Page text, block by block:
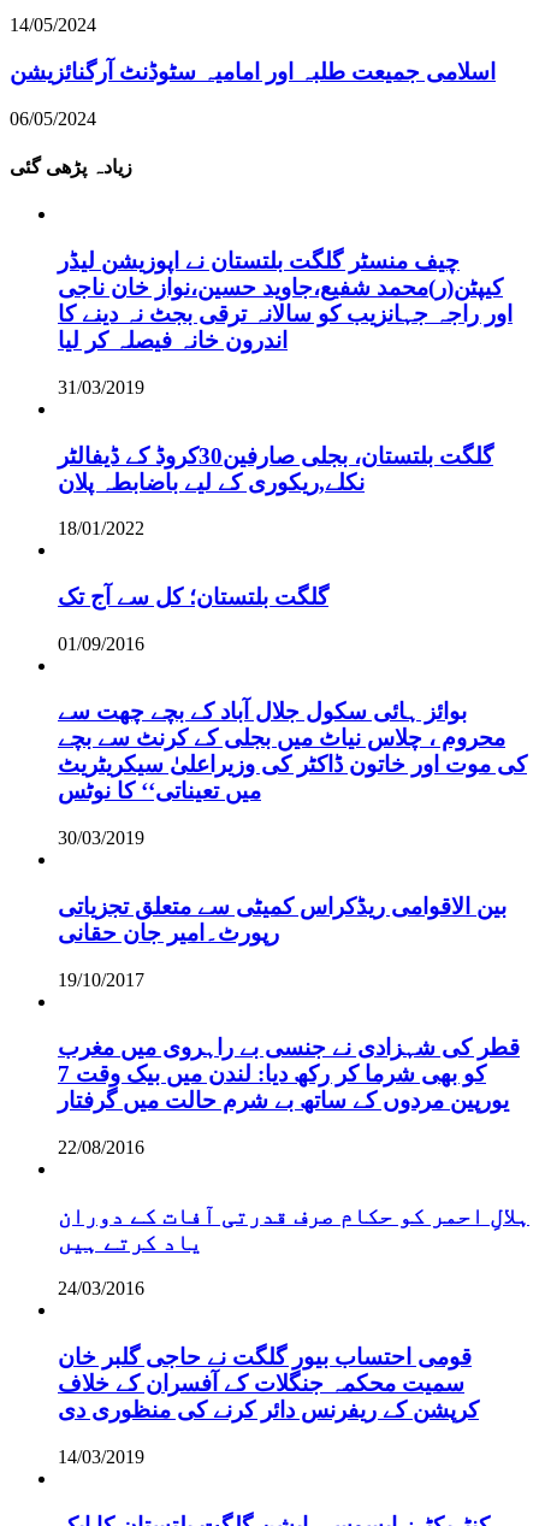
14/05/2024
اسلامی جمیعت طلبہ اور امامیہ سٹوڈنٹ آرگنائزیشن
06/05/2024
زیادہ پڑھی گئی
چیف منسٹر گلگت بلتستان نے اپوزیشن لیڈر
کیپٹن(ر)محمد شفیع،جاوید حسین،نواز خان ناجی
اور راجہ جہانزیب کو سالانہ ترقی بجٹ نہ دینے کا
اندرون خانہ فیصلہ کر لیا
31/03/2019
گلگت بلتستان، بجلی صارفین30کروڈ کے ڈیفالٹر
نکلے,ریکوری کے لیے باضابطہ پلان
18/01/2022
گلگت بلتستان؛ کل سے آج تک
01/09/2016
بوائز ہائی سکول جلال آباد کے بچے چھت سے
محروم ، چلاس نیاٹ میں بجلی کے کرنٹ سے بچے
کی موت اور خاتون ڈاکٹر کی وزیراعلیٰ سیکریٹریٹ
میں تعیناتی‘‘ کا نوٹس
30/03/2019
بین الاقوامی ریڈکراس کمیٹی سے متعلق تجزیاتی
رپورٹ۔امیر جان حقانی
19/10/2017
قطر کی شہزادی نے جنسی بے راہروی میں مغرب
کو بھی شرما کر رکھ دیا: لندن میں بیک وقت 7
یورپین مردوں کے ساتھ بے شرم حالت میں گرفتار
22/08/2016
ہلالِ احمر کو حکام صرف قدرتی آفات کے دوران
یاد کرتے ہیں
24/03/2016
قومی احتساب بیور گلگت نے حاجی گلبر خان
سمیت محکمہ جنگلات کے آفسران کے خلاف
کرپشن کے ریفرنس دائر کرنے کی منظوری دی
14/03/2019